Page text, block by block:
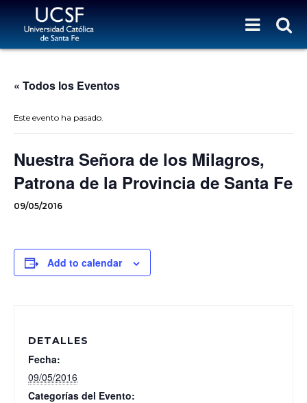
« Todos los Eventos
Este evento ha pasado.
Nuestra Señora de los Milagros,
Patrona de la Provincia de Santa Fe
09/05/2016
Add to calendar
DETALLES
Fecha:
09/05/2016
Categorías del Evento: